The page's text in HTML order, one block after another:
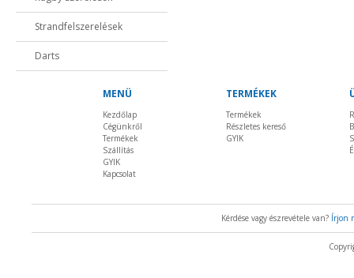
Strandfelszerelések
Darts
MENÜ
Kezdőlap
Cégünkről
Termékek
Szállítás
GYIK
Kapcsolat
TERMÉKEK
Termékek
Részletes kereső
GYIK
Kérdése vagy észrevétele van? Írjon